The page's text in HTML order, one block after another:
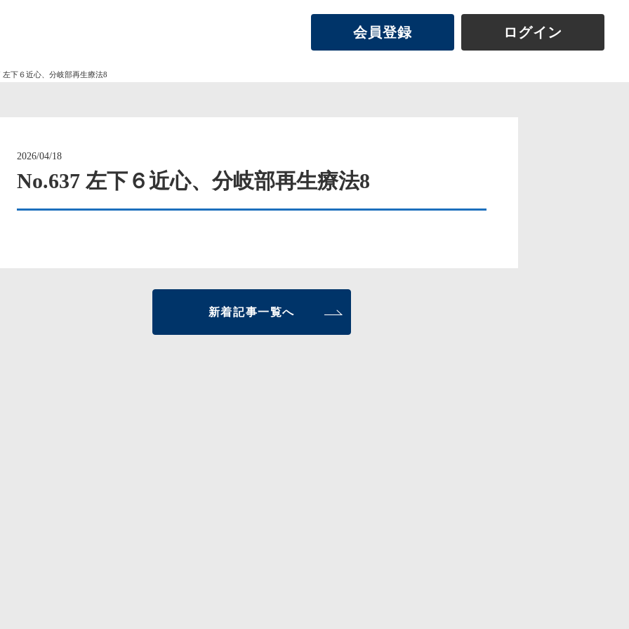
会員登録 ログイン
左下６近心、分岐部再生療法8
2026/04/18
No.637 左下６近心、分岐部再生療法8
新着記事一覧へ